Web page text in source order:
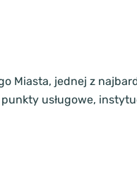
Miasta, jednej z
usługowe,